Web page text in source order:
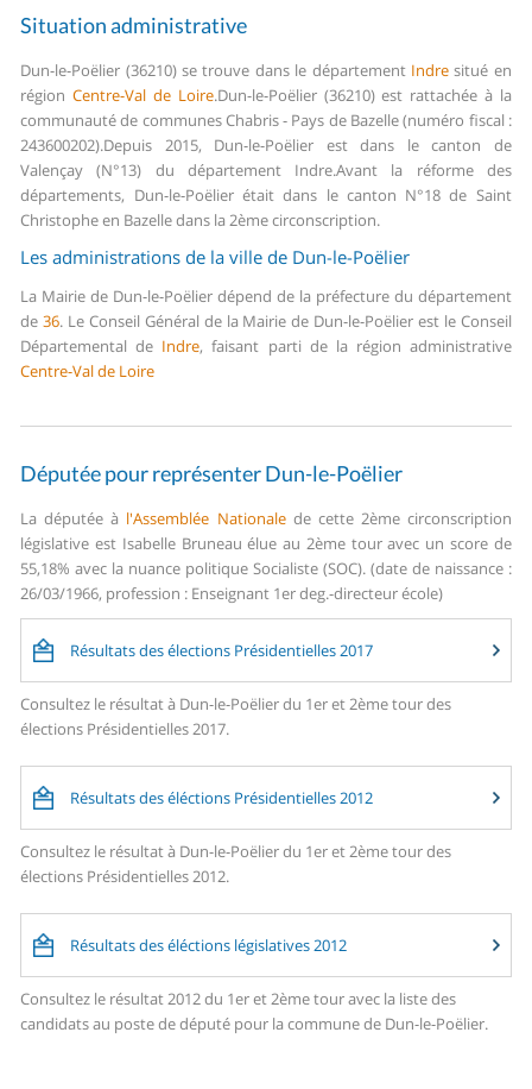
Situation administrative
Dun-le-Poëlier (36210) se trouve dans le département Indre situé en
régionCentre-Val de Loire.Dun-le-Poëlier (36210) est rattachée à la
communauté de communes Chabris - Pays de Bazelle (numéro fiscal :
243600202).Depuis 2015, Dun-le-Poëlier est dans le canton de
Valençay (N°13) du département Indre.Avant la réforme des
départements, Dun-le-Poëlier était dans le canton N°18 de Saint
Christophe en Bazelle dans la 2ème circonscription.
Les administrations de la ville de Dun-le-Poëlier
La Mairie de Dun-le-Poëlier dépend de la préfecture du département
de36. Le Conseil Général de la Mairie de Dun-le-Poëlier est le Conseil
Départemental de Indre, faisant parti de la région administrative
Centre-Val de Loire
Députée pour représenter Dun-le-Poëlier
La députée à l'Assemblée Nationalede cette 2ème circonscription
législative est Isabelle Bruneau élue au 2ème tour avec un score de
55,18% avec la nuance politique Socialiste (SOC). (date de naissance :
26/03/1966, profession : Enseignant 1er deg.-directeur école)
Résultats des élections Présidentielles 2017
Consultez le résultat à Dun-le-Poëlier du 1er et 2ème tour des
élections Présidentielles 2017.
Résultats des éléctions Présidentielles 2012
Consultez le résultat à Dun-le-Poëlier du 1er et 2ème tour des
élections Présidentielles 2012.
Résultats des éléctions législatives 2012
Consultez le résultat 2012 du 1er et 2ème tour avec la liste des
candidats au poste de député pour la commune de Dun-le-Poëlier.